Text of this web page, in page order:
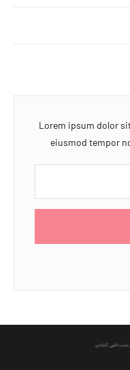
Lorem ipsum dolor
eiusmod tempor